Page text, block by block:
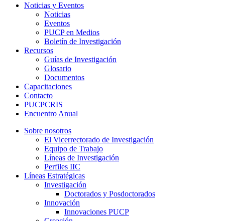
Noticias y Eventos
Noticias
Eventos
PUCP en Medios
Boletín de Investigación
Recursos
Guías de Investigación
Glosario
Documentos
Capacitaciones
Contacto
PUCPCRIS
Encuentro Anual
Sobre nosotros
El Vicerrectorado de Investigación
Equipo de Trabajo
Líneas de Investigación
Perfiles IIC
Líneas Estratégicas
Investigación
Doctorados y Posdoctorados
Innovación
Innovaciones PUCP